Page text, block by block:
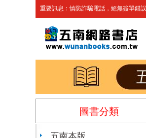
重要訊息：慎防詐騙電話，絕無簽單錯
圖書分類
五南本版